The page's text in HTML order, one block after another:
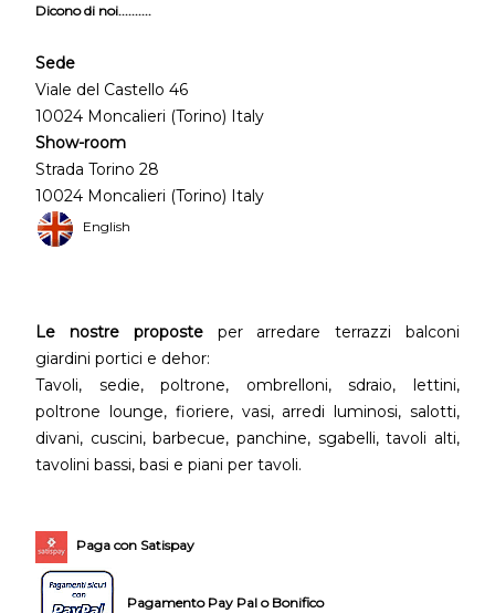
Dicono di noi..........
Sede
Viale del Castello 46
10024 Moncalieri (Torino) Italy
Show-room
Strada Torino 28
10024 Moncalieri (Torino) Italy
English
Le nostre proposteper arredare terrazzi balconi
giardini portici e dehor:
Tavoli, sedie, poltrone, ombrelloni, sdraio, lettini,
poltrone lounge, fioriere, vasi, arredi luminosi, salotti,
divani, cuscini, barbecue, panchine, sgabelli, tavoli alti,
tavolini bassi, basi e piani per tavoli.
Paga con Satispay
Pagamento Pay Pal o Bonifico